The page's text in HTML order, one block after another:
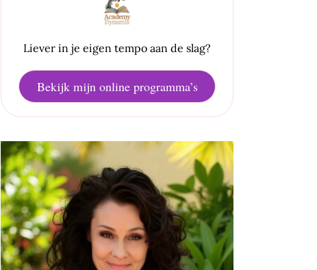
Liever in je eigen tempo aan de slag?
Bekijk mijn online programma’s